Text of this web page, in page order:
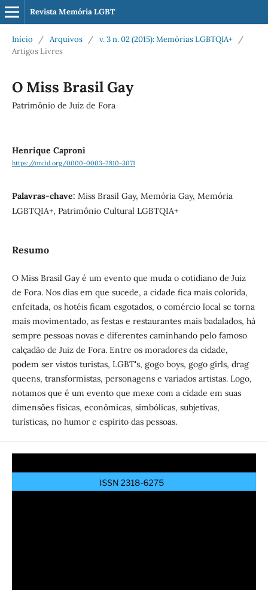
Revista Memória LGBT
Início / Arquivos / v. 3 n. 02 (2015): Memórias LGBTQIA+
/
Artigos Livres
O Miss Brasil Gay
Patrimônio de Juiz de Fora
Henrique Caproni
https://orcid.org/0000-0003-2810-3071
Palavras-chave: Miss Brasil Gay, Memória Gay, Memória
LGBTQIA+, Patrimônio Cultural LGBTQIA+
Resumo
O Miss Brasil Gay é um evento que muda o cotidiano de Juiz
de Fora. Nos dias em que sucede, a cidade fica mais colorida,
enfeitada, os hotéis ficam esgotados, o comércio local se torna
mais movimentado, as festas e restaurantes mais badalados, há
sempre pessoas novas e diferentes caminhando pelo famoso
calçadão de Juiz de Fora. Entre os moradores da cidade,
podem ser vistos turistas, LGBT's, gogo boys, gogo girls, drag
queens, transformistas, personagens e variados artistas. Logo,
notamos que é um evento que mexe com a cidade em suas
dimensões físicas, econômicas, simbólicas, subjetivas,
turísticas, no humor e espírito das pessoas.